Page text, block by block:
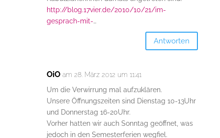
http://blog.17vier.de/2010/10/21/im-
gesprach-mit-…
Antworten
OiO am 28. März 2012 um 11:41
Um die Verwirrung mal aufzuklären.
Unsere Öffnungszeiten sind Dienstag 10-13Uhr
und Donnerstag 16-20Uhr.
Vorher hatten wir auch Sonntag geöffnet, was
jedoch in den Semesterferien wegfiel.